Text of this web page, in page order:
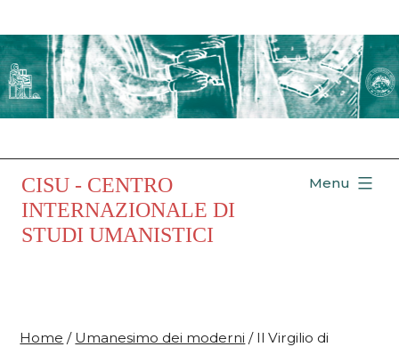
al
contenuto
CISU - CENTRO
INTERNAZIONALE DI
STUDI UMANISTICI
Menu
Home / Umanesimo dei moderni / Il Virgilio di